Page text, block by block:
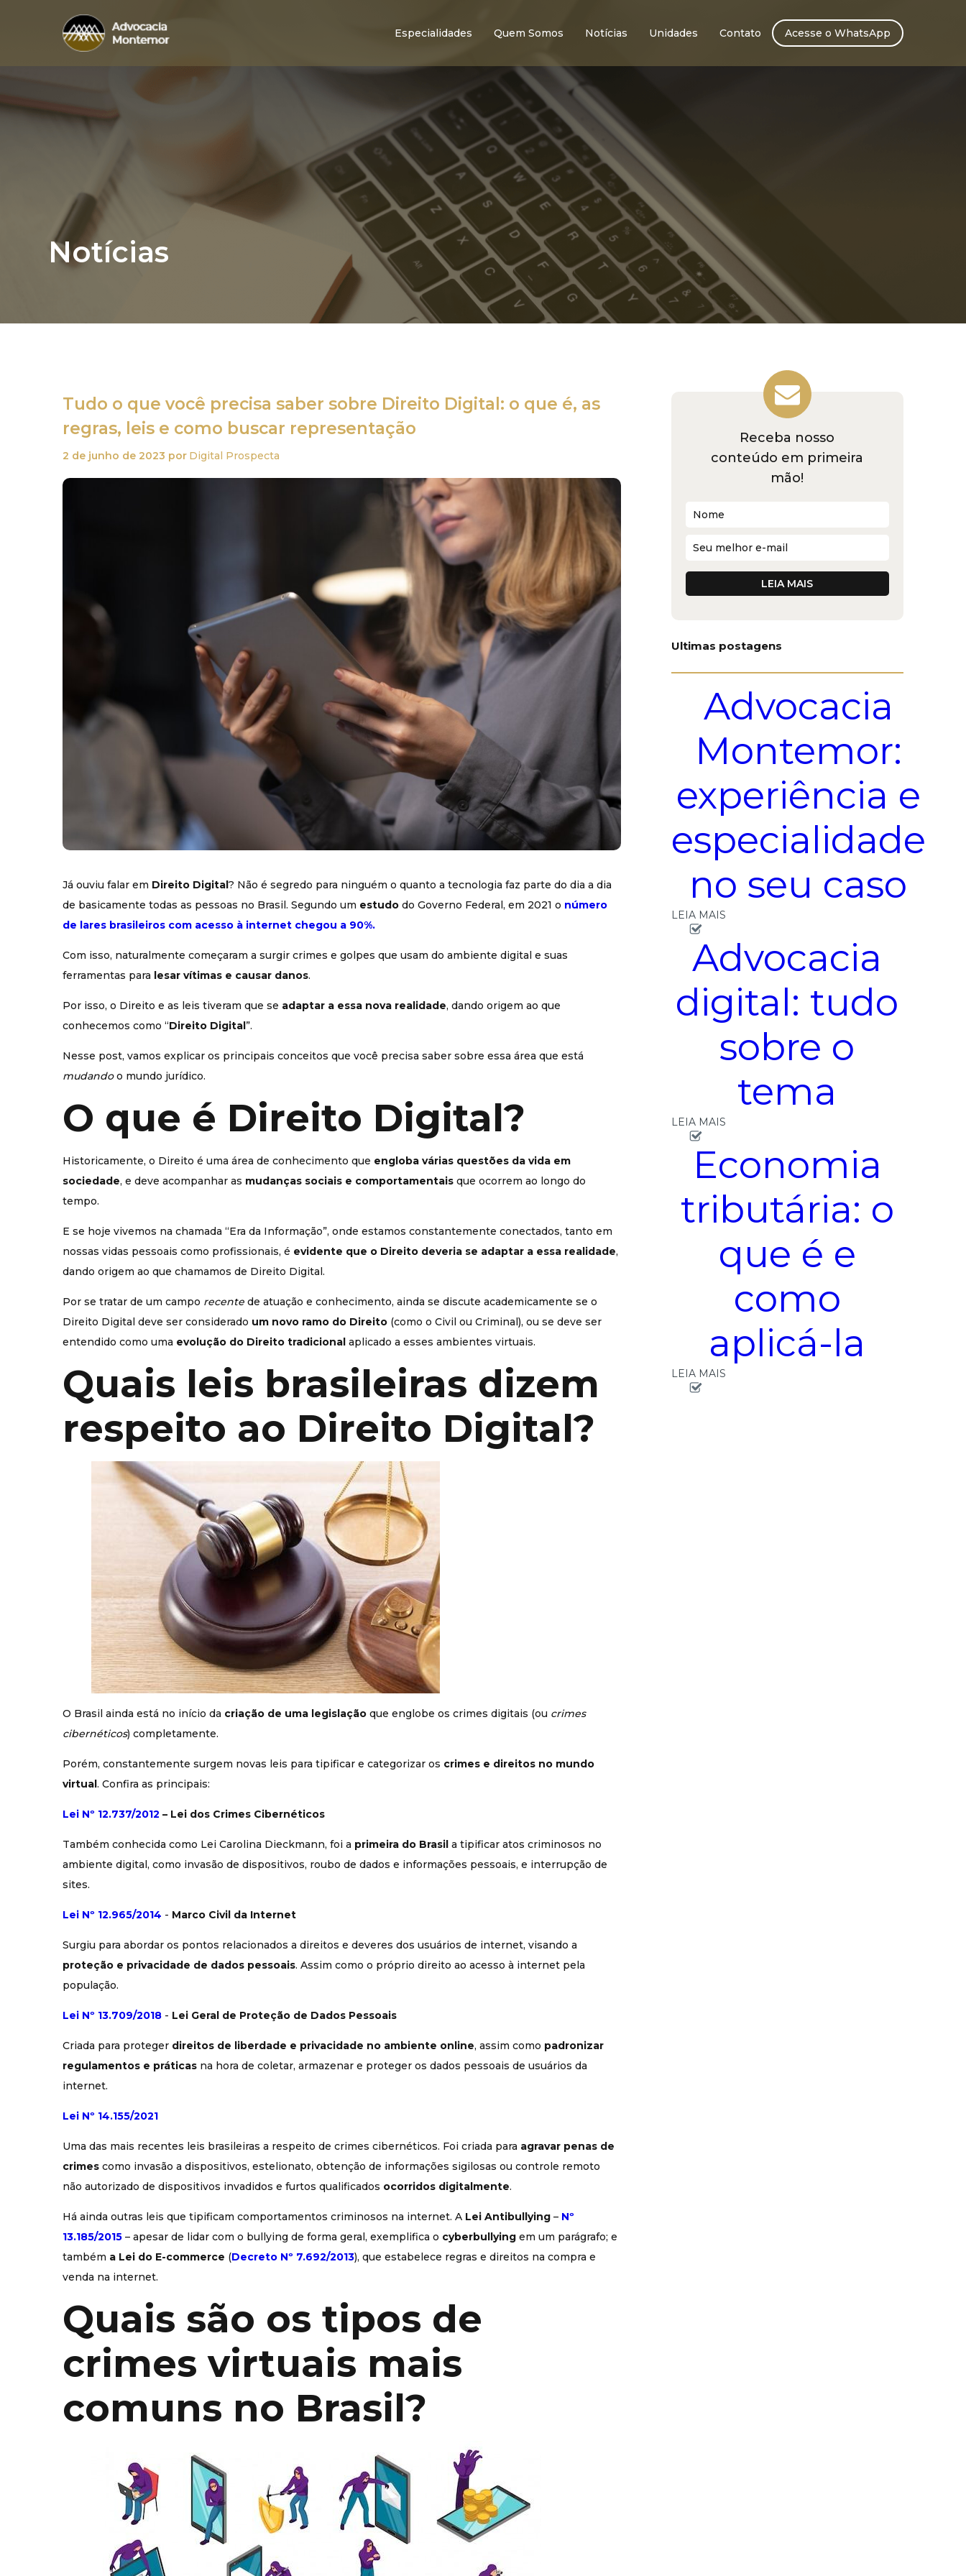
Especialidades Quem Somos Notícias Unidades Contato Acesse o WhatsApp
Notícias
Tudo o que você precisa saber sobre Direito Digital: o que é, as
regras, leis e como buscar representação
2 de junho de 2023 por Digital Prospecta
Já ouviu falar em Direito Digital? Não é segredo para ninguém o quanto a tecnologia faz parte do dia a dia
de basicamente todas as pessoas no Brasil. Segundo um estudo do Governo Federal, em 2021 o número
de lares brasileiros com acesso à internet chegou a 90%.
Com isso, naturalmente começaram a surgir crimes e golpes que usam do ambiente digital e suas
ferramentas para lesar vítimas e causar danos.
Por isso, o Direito e as leis tiveram que se adaptar a essa nova realidade, dando origem ao que
conhecemos como “Direito Digital”.
Nesse post, vamos explicar os principais conceitos que você precisa saber sobre essa área que está
mudandoo mundo jurídico.
O que é Direito Digital?
Historicamente, o Direito é uma área de conhecimento que engloba várias questões da vida em
sociedade, e deve acompanhar as mudanças sociais e comportamentais que ocorrem ao longo do
tempo.
E se hoje vivemos na chamada “Era da Informação”, onde estamos constantemente conectados, tanto em
nossas vidas pessoais como profissionais, é evidente que o Direito deveria se adaptar a essa realidade,
dando origem ao que chamamos de Direito Digital.
Por se tratar de um campo recente de atuação e conhecimento, ainda se discute academicamente se o
Direito Digital deve ser considerado um novo ramo do Direito (como o Civil ou Criminal), ou se deve ser
entendido como uma evolução do Direito tradicional aplicado a esses ambientes virtuais.
Quais leis brasileiras dizem
respeito ao Direito Digital?
O Brasil ainda está no início da criação de uma legislação que englobe os crimes digitais (ou crimes
cibernéticos) completamente.
Porém, constantemente surgem novas leis para tipificar e categorizar os crimes e direitos no mundo
virtual. Confira as principais:
Lei Nº 12.737/2012 – Lei dos Crimes Cibernéticos
Também conhecida como Lei Carolina Dieckmann, foi a primeira do Brasil a tipificar atos criminosos no
ambiente digital, como invasão de dispositivos, roubo de dados e informações pessoais, e interrupção de
sites.
Lei Nº 12.965/2014 - Marco Civil da Internet
Surgiu para abordar os pontos relacionados a direitos e deveres dos usuários de internet, visando a
proteção e privacidade de dados pessoais. Assim como o próprio direito ao acesso à internet pela
população.
Lei Nº 13.709/2018 - Lei Geral de Proteção de Dados Pessoais
Criada para proteger direitos de liberdade e privacidade no ambiente online, assim como padronizar
regulamentos e práticas na hora de coletar, armazenar e proteger os dados pessoais de usuários da
internet.
Lei Nº 14.155/2021
Uma das mais recentes leis brasileiras a respeito de crimes cibernéticos. Foi criada para agravar penas de
crimes como invasão a dispositivos, estelionato, obtenção de informações sigilosas ou controle remoto
não autorizado de dispositivos invadidos e furtos qualificados ocorridos digitalmente.
Há ainda outras leis que tipificam comportamentos criminosos na internet. A Lei Antibullying – Nº
13.185/2015 – apesar de lidar com o bullying de forma geral, exemplifica o cyberbullying em um parágrafo; e
também a Lei do E-commerce (Decreto Nº 7.692/2013), que estabelece regras e direitos na compra e
venda na internet.
Quais são os tipos de
crimes virtuais mais
comuns no Brasil?
Receba nosso
conteúdo em primeira
mão!
Ultimas postagens
Advocacia
Montemor:
experiência e
especialidade
no seu caso
LEIA MAIS
Advocacia
digital: tudo
sobre o
tema
LEIA MAIS
Economia
tributária: o
que é e
como
aplicá-la
LEIA MAIS